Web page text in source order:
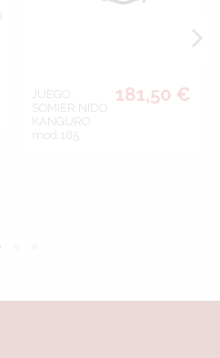
JUEGO
SOMIER NIDO
KANGURO
mod.185
181,50 €